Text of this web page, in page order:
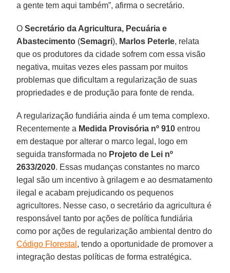
a gente tem aqui também”, afirma o secretário.
OSecretário da Agricultura, Pecuária e
Abastecimento (Semagri), Marlos Peterle, relata
que os produtores da cidade sofrem com essa visão
negativa, muitas vezes eles passam por muitos
problemas que dificultam a regularização de suas
propriedades e de produção para fonte de renda.
A regularização fundiária ainda é um tema complexo.
Recentemente a Medida Provisória nº 910 entrou
em destaque por alterar o marco legal, logo em
seguida transformada no Projeto de Lei nº
2633/2020. Essas mudanças constantes no marco
legal são um incentivo à grilagem e ao desmatamento
ilegal e acabam prejudicando os pequenos
agricultores. Nesse caso, o secretário da agricultura é
responsável tanto por ações de política fundiária
como por ações de regularização ambiental dentro do
Código Florestal , tendo a oportunidade de promover a
integração destas políticas de forma estratégica.